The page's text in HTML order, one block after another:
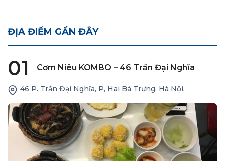
ĐỊA ĐIỂM GẦN ĐÂY
01 Cơm Niêu KOMBO – 46 Trần Đại Nghĩa
46 P. Trần Đại Nghĩa, P, Hai Bà Trưng, Hà Nội.